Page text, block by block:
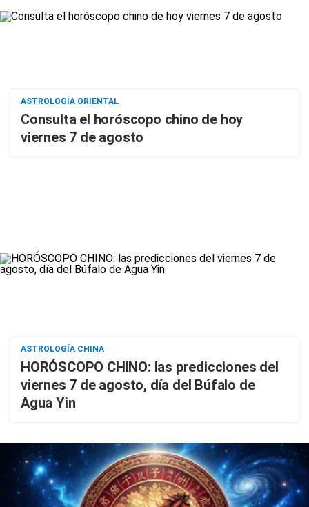
ASTROLOGÍA ORIENTAL
Consulta el horóscopo chino de hoy
viernes 7 de agosto
ASTROLOGÍA CHINA
HORÓSCOPO CHINO: las predicciones del
viernes 7 de agosto, día del Búfalo de
Agua Yin